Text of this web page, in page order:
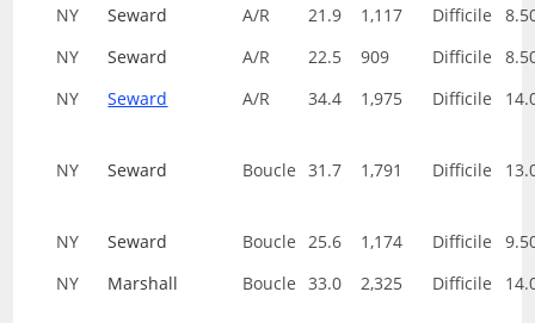
NY
Seward A/R 21.9 1,117 Difficile
NY
Seward A/R 22.5 909 Difficile
NY
Seward A/R 34.4 1,975 Difficile
NY Seward Boucle 31.7 1,791 Difficile
NY Seward Boucle 25.6 1,174 Difficile
NY
Marshall Boucle 33.0 2,325 Difficile